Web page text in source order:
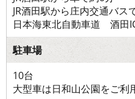
JR酒田駅から庄内交通バ
日本海東北自動車道 酒田
駐車場
10台
大型車は日和山公園をご利